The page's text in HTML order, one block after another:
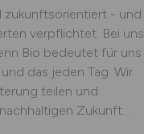
zukunftsorientiert - und
verpflichtet. Bei uns
Bio bedeutet für uns
das jeden Tag. Wir
teilen und
Zukunft...